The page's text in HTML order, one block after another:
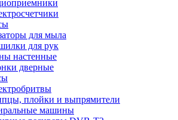
для мыла
для рук
настенные
дверные
плойки и выпрямители
машины